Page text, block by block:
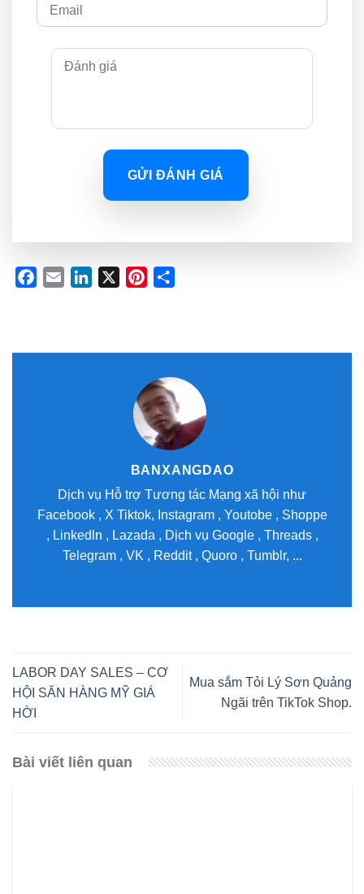
GỬI ĐÁNH GIÁ
Facebook
Email LinkedIn Pinterest
BANXANGDAO
Dịch vụ Hỗ trợ Tương tác Mạng xã hội như
Facebook , X Tiktok, Instagram , Youtobe , Shoppe
, Linkedln , Lazada , Dịch vụ Google , Threads ,
Telegram , VK , Reddit , Quoro , Tumblr, ...
LABOR DAY SALES – CƠ
HỘI SĂN HÀNG MỸ GIÁ
HỜI
Mua sắm Tỏi Lý Sơn Quảng
Ngãi trên TikTok Shop.
Bài viết liên quan